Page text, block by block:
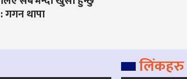
: गगन थापा
लिंकहरु